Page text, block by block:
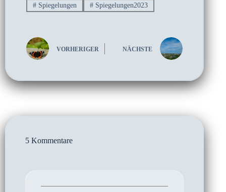
#Spiegelungen #Spiegelungen2023
VORHERIGER NÄCHSTE
5 Kommentare